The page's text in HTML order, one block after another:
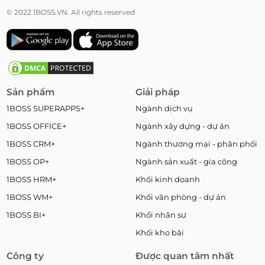
© 2022 1BOSS.VN. All rights reserved
Sản phẩm
1BOSS SUPERAPPS+
1BOSS OFFICE+
1BOSS CRM+
1BOSS OP+
1BOSS HRM+
1BOSS WM+
1BOSS BI+
Giải pháp
Ngành dịch vụ
Ngành xây dựng - dự án
Ngành thương mại - phân phối
Ngành sản xuất - gia công
Khối kinh doanh
Khối văn phòng - dự án
Khối nhân sự
Khối kho bãi
Công ty Được quan tâm nhất